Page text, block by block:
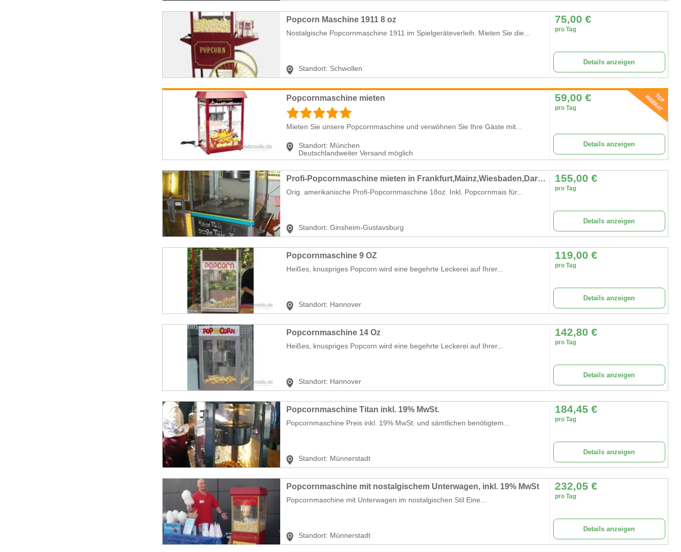
Popcorn Maschine 1911 8 oz
Nostalgische Popcornmaschine 1911 im Spielgeräteverleih. Mieten Sie die...
Standort: Schwollen
75,00 €
pro Tag
Details anzeigen
Popcornmaschine mieten
Mieten Sie unsere Popcornmaschine und verwöhnen Sie Ihre Gäste mit...
Standort: München
Deutschlandweiter Versand möglich
59,00 €
pro Tag
Details anzeigen
Profi-Popcornmaschine mieten in Frankfurt,Mainz,Wiesbaden,Darmstadt
Orig. amerikanische Profi-Popcornmaschine 18oz. Inkl. Popcornmais für...
Standort: Ginsheim-Gustavsburg
155,00 €
pro Tag
Details anzeigen
Popcornmaschine 9 OZ
Heißes, knuspriges Popcorn wird eine begehrte Leckerei auf Ihrer...
Standort: Hannover
119,00 €
pro Tag
Details anzeigen
Popcornmaschine 14 Oz
Heißes, knuspriges Popcorn wird eine begehrte Leckerei auf Ihrer...
Standort: Hannover
142,80 €
pro Tag
Details anzeigen
Popcornmaschine Titan inkl. 19% MwSt.
Popcornmaschine Preis inkl. 19% MwSt. und sämtlichen benötigtem...
Standort: Münnerstadt
184,45 €
pro Tag
Details anzeigen
Popcornmaschine mit nostalgischem Unterwagen, inkl. 19% MwSt
Popcornmaschine mit Unterwagen im nostalgischen Stil Eine...
Standort: Münnerstadt
232,05 €
pro Tag
Details anzeigen